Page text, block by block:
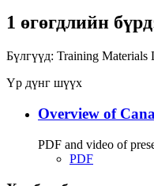
1 өгөгдлийн
Бүлгүүд: Training Materials
Үр дүнг шүүх
Overview of
PDF and video of
PDF